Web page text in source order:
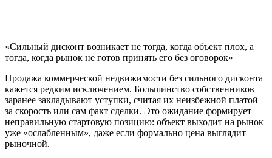
«Сильный дисконт возникает не тогда, когда объект плох, а
тогда, когда рынок не готов принять его без оговорок»
Продажа коммерческой недвижимости без сильного дисконта
кажется редким исключением. Большинство собственников
заранее закладывают уступки, считая их неизбежной платой
за скорость или сам факт сделки. Это ожидание формирует
неправильную стартовую позицию: объект выходит на рынок
уже «ослабленным», даже если формально цена выглядит
рыночной.